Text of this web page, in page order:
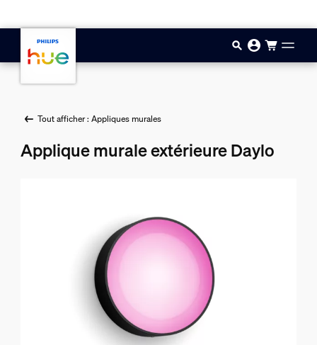
Tout afficher : Appliques murales
Applique murale extérieure Daylo